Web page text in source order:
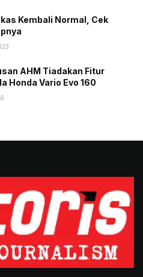
Kembali Normal, Cek
AHM Tiadakan Fitur
Honda Vario Evo 160